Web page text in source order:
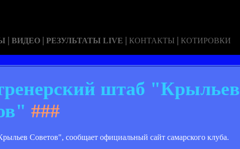
| ВИДЕО | РЕЗУЛЬТАТЫ LIVE | КОНТАКТЫ | КОТИРОВКИ
штаб "Крыльев
###
Советов", сообщает официальный сайт самарского клуба.